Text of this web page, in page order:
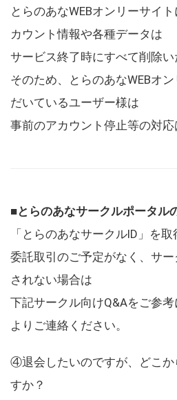
とらのあなWEBオンリーサイ
カウント情報や各種データは
サービス終了時にすべて削除い
そのため、とらのあなWEBオ
だいているユーザー様は
事前のアカウント停止等の対応
■とらのあなサークルポータル
「とらのあなサークルID」を
委託取引のご予定がなく、サ
されない場合は
下記サークル向けQ&Aをご参
よりご連絡ください。
④退会したいのですが、どこ
すか？